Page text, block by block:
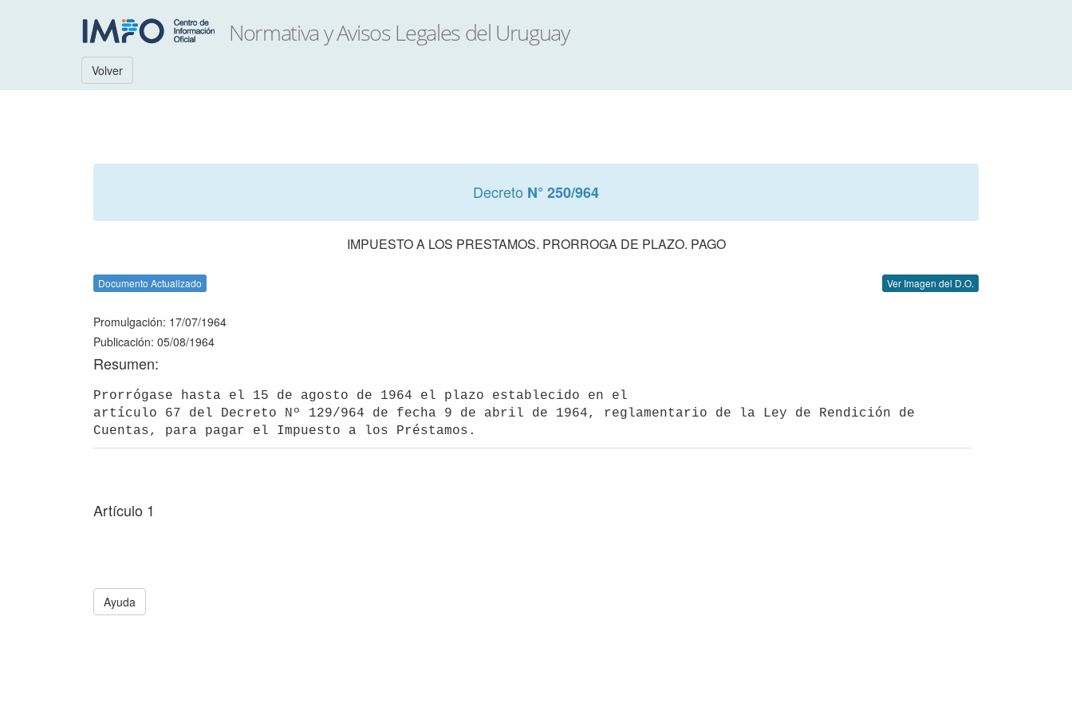
Volver
Decreto N° 250/964
IMPUESTO A LOS PRESTAMOS. PRORROGA DE PLAZO. PAGO
Documento Actualizado Ver Imagen del D.O.
Promulgación: 17/07/1964
Publicación: 05/08/1964
Resumen:
Prorrógase hasta el 15 de agosto de 1964 el plazo establecido en el
artículo 67 del Decreto Nº 129/964 de fecha 9 de abril de 1964, reglamentario de la Ley de Rendición de
Cuentas, para pagar el Impuesto a los Préstamos.
Artículo 1
Ayuda